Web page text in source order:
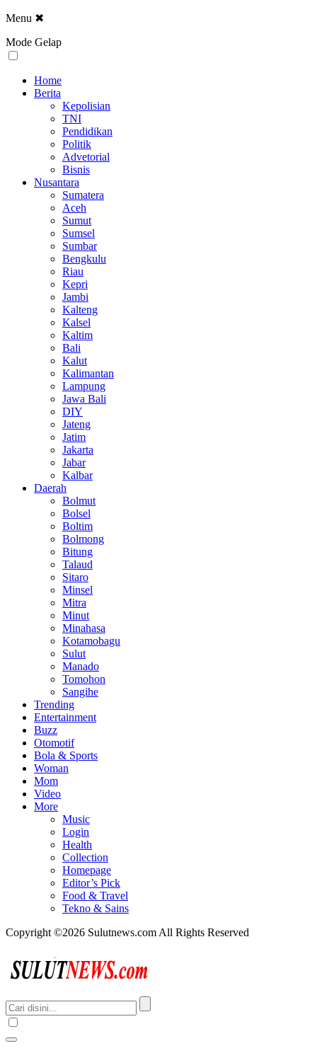
Menu ✖
Mode Gelap
Home
Berita
Kepolisian
TNI
Pendidikan
Politik
Advetorial
Bisnis
Nusantara
Sumatera
Aceh
Sumut
Sumsel
Sumbar
Bengkulu
Riau
Kepri
Jambi
Kalteng
Kalsel
Kaltim
Bali
Kalut
Kalimantan
Lampung
Jawa Bali
DIY
Jateng
Jatim
Jakarta
Jabar
Kalbar
Daerah
Bolmut
Bolsel
Boltim
Bolmong
Bitung
Talaud
Sitaro
Minsel
Mitra
Minut
Minahasa
Kotamobagu
Sulut
Manado
Tomohon
Sangihe
Trending
Entertainment
Buzz
Otomotif
Bola & Sports
Woman
Mom
Video
More
Music
Login
Health
Collection
Homepage
Editor’s Pick
Food & Travel
Tekno & Sains
Copyright ©2026 Sulutnews.com All Rights Reserved